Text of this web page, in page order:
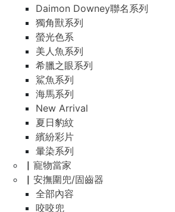
Daimon Downey聯名系列
獨角獸系列
螢光色系
美人魚系列
希臘之眼系列
鯊魚系列
海馬系列
New Arrival
夏日豹紋
繽紛彩片
暈染系列
▏寵物當家
▏安撫圍兜/固齒器
全部內容
咬咬兜